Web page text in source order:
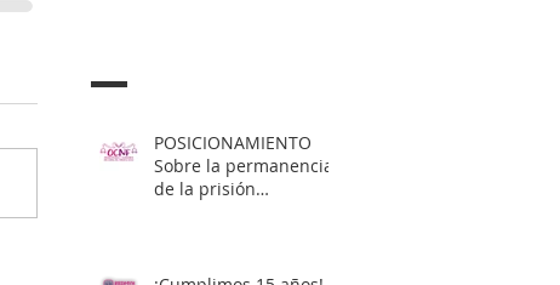
POSICIONAMIENTO
Sobre la permanencia
de la prisión